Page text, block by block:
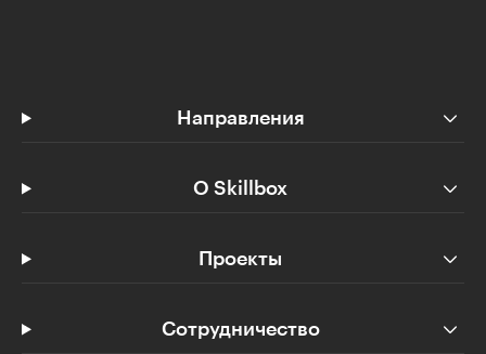
Направления
О Skillbox
Проекты
Сотрудничество